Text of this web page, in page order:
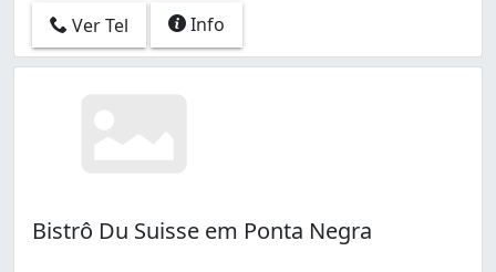
Ver Tel Info
Bistrô Du Suisse em Ponta Negra